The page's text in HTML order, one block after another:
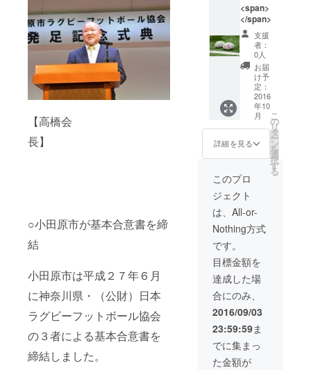
【高橋会
長】
○小田原市が基本合意書を締
結
小田原市は平成２７年６月
に神奈川県・（公財）日本
ラグビーフットボール協会
の３者による基本合意書を
締結しました。
<span>
</span>
支援
者：
0人
お届
け予
定：
2016
年10
月
詳細を見る
こ
の
リ
タ
ー
ン
を
選
択
す
る
このプロ
ジェクト
は、All-or-
Nothing方式
です。
目標金額を
達成した場
合にのみ、
2016/09/03
23:59:59ま
でに集まっ
た金額が